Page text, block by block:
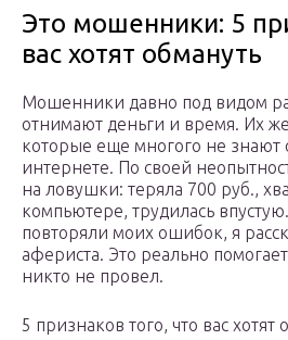
Это мошенники: 5
вас хотят обмануть
Мошенники давно под видом
отнимают деньги и время. Их
которые еще многого не знают
интернете. По своей
на ловушки: теряла 700 руб.,
компьютере, трудилась
повторяли моих ошибок, я
афериста. Это реально
никто не провел.
5 признаков того, что вас хотят